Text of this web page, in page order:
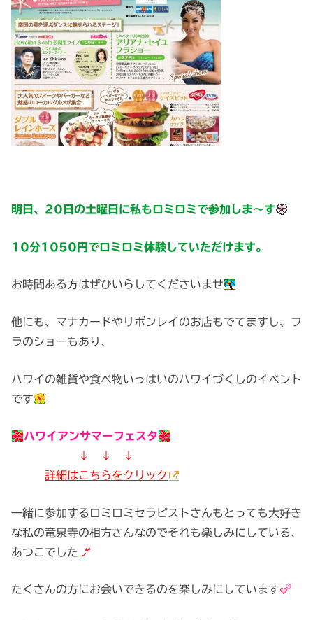
明日、20日の土曜日に私もロミロミで参加しま～す
10分1050円でロミロミ体験していただけます。
お時間ある方はぜひいらしてくださいませ
他にも、マナカードやリボンレイのお店もでてますし、フ
ラのショーもあり、
ハワイの雑貨や食べ物いっぱいのハワイづくしのイベント
です
ハワイアンサマーフェスタ
↓ ↓ ↓
詳細はこちらをクリック
一緒に参加するロミロミセラピストさんもとっても大好き
な私の竜泉寺の相方さんなのでそれも楽しみにしている、
あつこでした
たくさんの方にお会いできるのを楽しみにしています